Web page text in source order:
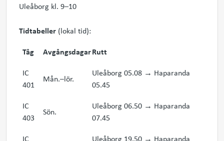
Uleåborg kl. 9–10
Tidtabeller (lokal tid):
Tåg AvgångsdagarRutt
IC
401
Mån.–lör.
Uleåborg 05.08 → Haparanda
05.45
IC
403
Sön.
Uleåborg 06.50 → Haparanda
07.45
IC
Uleåborg 19.50 → Haparanda